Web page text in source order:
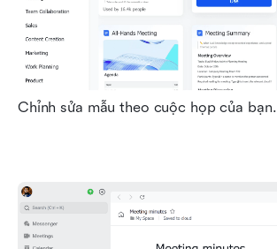
Chỉnh sửa mẫu theo cuộc họp của bạn.